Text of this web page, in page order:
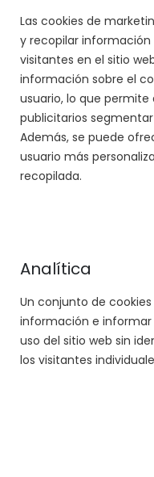
la
galería
de
imágenes
Las cookies de
y recopilar información
visitantes en el sitio
información sobre el
usuario, lo que permite
publicitarios
Además, se puede
usuario más
recopilada.
Analítica
Un conjunto de
información e informar
uso del sitio web sin
los visitantes